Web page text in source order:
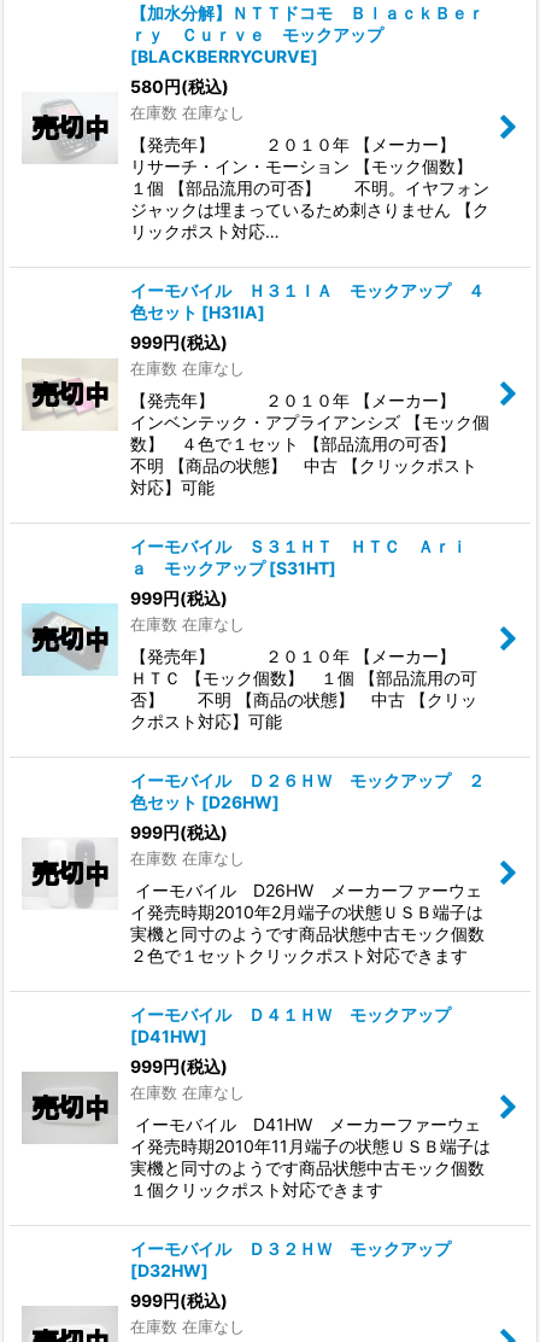
絞り込む
【加水分解】ＮＴＴドコモ ＢｌａｃｋＢｅｒ
ｒｙ Ｃｕｒｖｅ モックアップ
[BLACKBERRYCURVE]
580円(税込)
在庫数 在庫なし
【発売年】 ２０１０年 【メーカー】
リサーチ・イン・モーション 【モック個数】
１個 【部品流用の可否】 不明。イヤフォン
ジャックは埋まっているため刺さりません 【ク
リックポスト対応…
イーモバイル Ｈ３１ＩＡ モックアップ ４
色セット [H31IA]
999円(税込)
在庫数 在庫なし
【発売年】 ２０１０年 【メーカー】
インベンテック・アプライアンシズ 【モック個
数】 ４色で１セット 【部品流用の可否】
不明 【商品の状態】 中古 【クリックポスト
対応】可能
イーモバイル Ｓ３１ＨＴ ＨＴＣ Ａｒｉ
ａ モックアップ [S31HT]
999円(税込)
在庫数 在庫なし
【発売年】 ２０１０年 【メーカー】
ＨＴＣ 【モック個数】 １個 【部品流用の可
否】 不明 【商品の状態】 中古 【クリッ
クポスト対応】可能
イーモバイル Ｄ２６ＨＷ モックアップ ２
色セット [D26HW]
999円(税込)
在庫数 在庫なし
イーモバイル D26HW メーカーファーウェ
イ発売時期2010年2月端子の状態ＵＳＢ端子は
実機と同寸のようです商品状態中古モック個数
２色で１セットクリックポスト対応できます
イーモバイル Ｄ４１ＨＷ モックアップ
[D41HW]
999円(税込)
在庫数 在庫なし
イーモバイル D41HW メーカーファーウェ
イ発売時期2010年11月端子の状態ＵＳＢ端子は
実機と同寸のようです商品状態中古モック個数
１個クリックポスト対応できます
イーモバイル Ｄ３２ＨＷ モックアップ
[D32HW]
999円(税込)
在庫数 在庫なし